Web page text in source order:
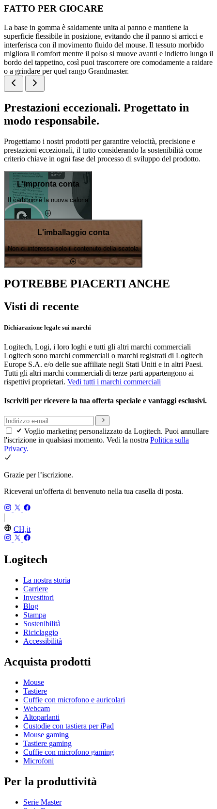
FATTO PER GIOCARE
La base in gomma è saldamente unita al panno e mantiene la
superficie flessibile in posizione, evitando che il panno si arricci e
interferisca con il movimento fluido del mouse. Il tessuto morbido
migliora il comfort mentre il polso si muove avanti e indietro lungo il
bordo del tappetino, così puoi trascorrere ore comodamente a raidare
o a grindare per quel rango Grandmaster.
Prestazioni eccezionali. Progettato in
modo responsabile.
Progettiamo i nostri prodotti per garantire velocità, precisione e
prestazioni eccezionali, il tutto considerando la sostenibilità come
criterio chiave in ogni fase del processo di sviluppo del prodotto.
L'impronta conta
Il carbonio è la nuova caloria
L'imballaggio conta
Non ci interessa solo il contenuto della scatola
POTREBBE PIACERTI ANCHE
Visti di recente
Dichiarazione legale sui marchi
Logitech, Logi, i loro loghi e tutti gli altri marchi commerciali
Logitech sono marchi commerciali o marchi registrati di Logitech
Europe S.A. e/o delle sue affiliate negli Stati Uniti e in altri Paesi.
Tutti gli altri marchi commerciali di terze parti appartengono ai
rispettivi proprietari. Vedi tutti i marchi commerciali
Iscriviti per ricevere la tua offerta speciale e vantaggi esclusivi.
Voglio marketing personalizzato da Logitech. Puoi annullare
l'iscrizione in qualsiasi momento. Vedi la nostra Politica sulla
Privacy.
Grazie per l’iscrizione.
Riceverai un'offerta di benvenuto nella tua casella di posta.
CH,it
Logitech
La nostra storia
Carriere
Investitori
Blog
Stampa
Sostenibilità
Riciclaggio
Accessibilità
Acquista prodotti
Mouse
Tastiere
Cuffie con microfono e auricolari
Webcam
Altoparlanti
Custodie con tastiera per iPad
Mouse gaming
Tastiere gaming
Cuffie con microfono gaming
Microfoni
Per la produttività
Serie Master